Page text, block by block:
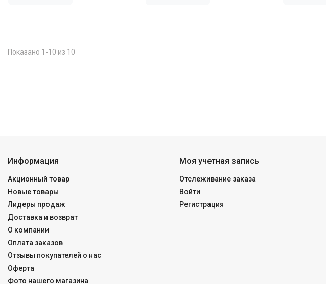
Показано 1-10 из 10
Информация
Акционный товар
Новые товары
Лидеры продаж
Доставка и возврат
О компании
Оплата заказов
Отзывы покупателей о нас
Оферта
Фото нашего магазина
Моя учетная запись
Отслеживание заказа
Войти
Регистрация